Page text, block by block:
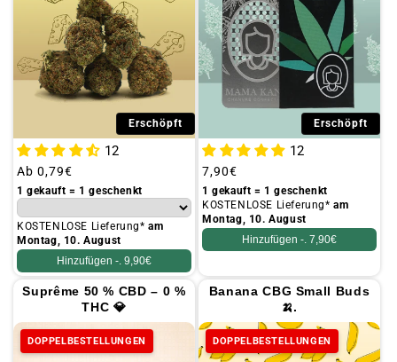
Erschöpft
12
Üblicher
Preis
Ab 0,79€
1 gekauft = 1 geschenkt
KOSTENLOSE Lieferung*am
Montag, 10. August
Hinzufügen -. 9,90€
Erschöpft
12
Üblicher
Preis
7,90€
1 gekauft = 1 geschenkt
KOSTENLOSE Lieferung*am
Montag, 10. August
Hinzufügen -. 7,90€
Suprême 50 % CBD – 0 %
THC 💎
DOPPELBESTELLUNGEN
Banana CBG Small Buds
🍌.
DOPPELBESTELLUNGEN